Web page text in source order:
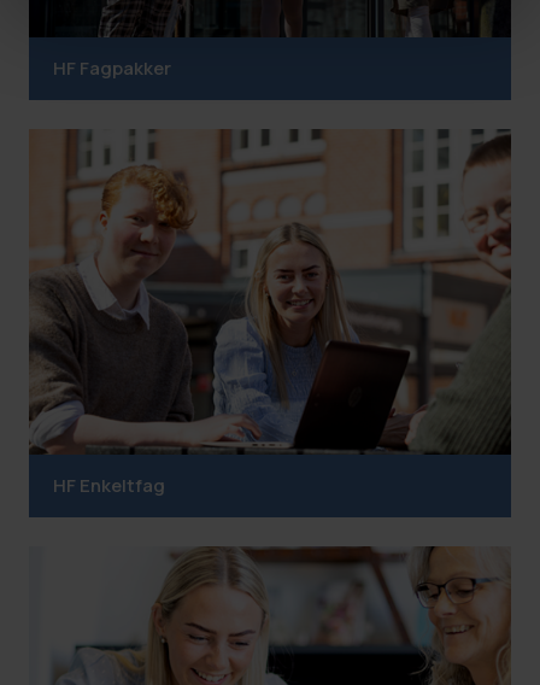
HF Fagpakker
HF Enkeltfag